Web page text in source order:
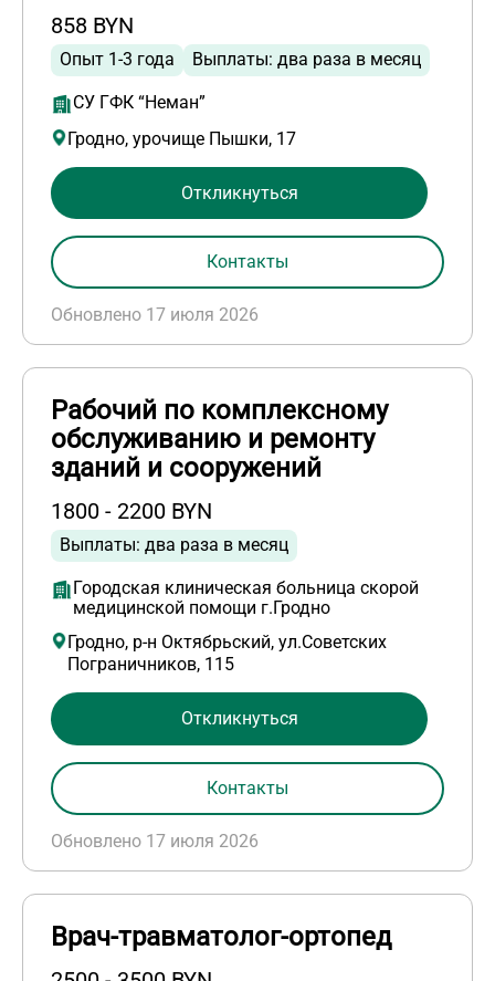
858 BYN
Опыт 1-3 года Выплаты: два раза в месяц
СУ ГФК “Неман”
Гродно, урочище Пышки, 17
Обновлено 17 июля 2026
Откликнуться
Контакты
Рабочий по комплексному
обслуживанию и ремонту
зданий и сооружений
1800 - 2200 BYN
Выплаты: два раза в месяц
Городская клиническая больница скорой
медицинской помощи г.Гродно
Гродно, р-н Октябрьский, ул.Советских
Пограничников, 115
Обновлено 17 июля 2026
Откликнуться
Контакты
Врач-травматолог-ортопед